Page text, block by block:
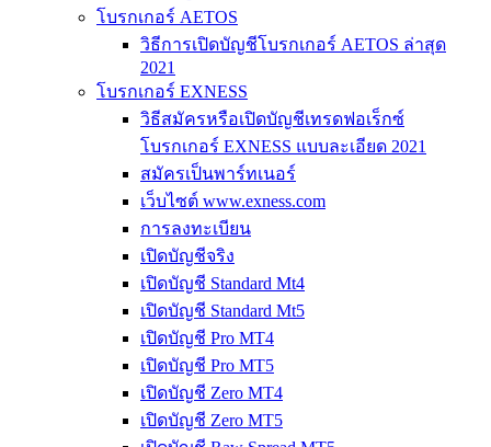
โบรกเกอร์ AETOS
วิธีการเปิดบัญชีโบรกเกอร์ AETOS ล่าสุด
2021
โบรกเกอร์ EXNESS
วิธีสมัครหรือเปิดบัญชีเทรดฟอเร็กซ์
โบรกเกอร์ EXNESS แบบละเอียด 2021
สมัครเป็นพาร์ทเนอร์
เว็บไซต์ www.exness.com
การลงทะเบียน
เปิดบัญชีจริง
เปิดบัญชี Standard Mt4
เปิดบัญชี Standard Mt5
เปิดบัญชี Pro MT4
เปิดบัญชี Pro MT5
เปิดบัญชี Zero MT4
เปิดบัญชี Zero MT5